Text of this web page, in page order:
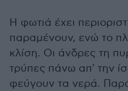
Η φωτιά έχει
παραμένουν, ενώ το
κλίση. Οι άνδρες τη
τρύπες πάνω απ' την
φεύγουν τα νερά.